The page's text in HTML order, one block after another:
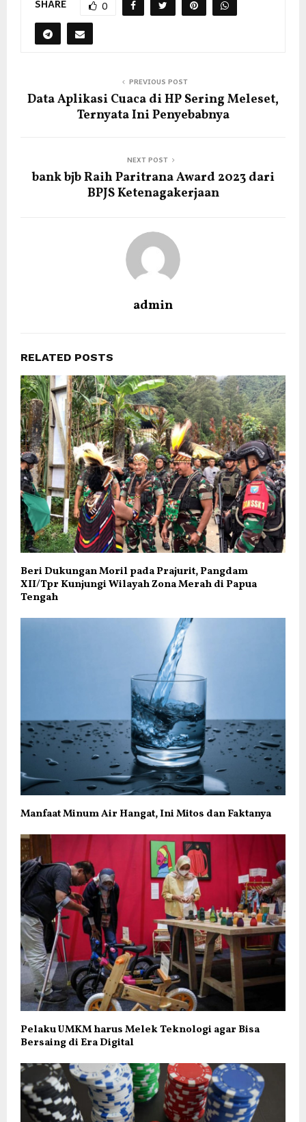
SHARE 0
PREVIOUS POST
Data Aplikasi Cuaca di HP Sering Meleset,
Ternyata Ini Penyebabnya
NEXT POST
bank bjb Raih Paritrana Award 2023 dari
BPJS Ketenagakerjaan
admin
RELATED POSTS
Beri Dukungan Moril pada Prajurit, Pangdam
XII/Tpr Kunjungi Wilayah Zona Merah di Papua
Tengah
Manfaat Minum Air Hangat, Ini Mitos dan Faktanya
Pelaku UMKM harus Melek Teknologi agar Bisa
Bersaing di Era Digital